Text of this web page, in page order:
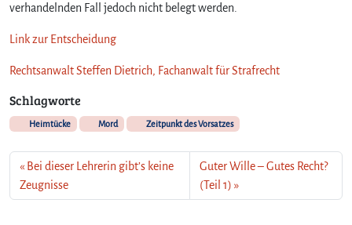
verhandelnden Fall jedoch nicht belegt werden.
Link zur Entscheidung
Rechtsanwalt Steffen Dietrich, Fachanwalt für Strafrecht
Schlagworte
Heimtücke Mord Zeitpunkt des Vorsatzes
Bei dieser Lehrerin gibt’s keine
Zeugnisse
Guter Wille – Gutes Recht?
(Teil 1)